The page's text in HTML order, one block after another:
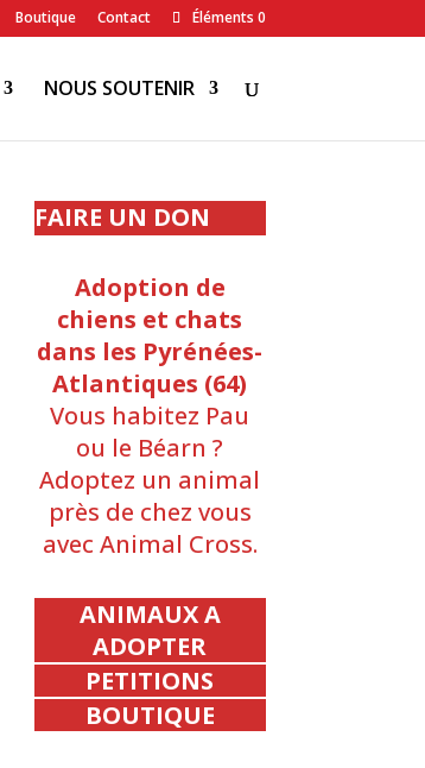
Boutique Contact Éléments 0
NOUS SOUTENIR
FAIRE UN DON
Adoption de
chiens et chats
dans les Pyrénées-
Atlantiques (64)
Vous habitez Pau
ou le Béarn ?
Adoptez un animal
près de chez vous
avec Animal Cross.
ANIMAUX A
ADOPTER
PETITIONS
BOUTIQUE